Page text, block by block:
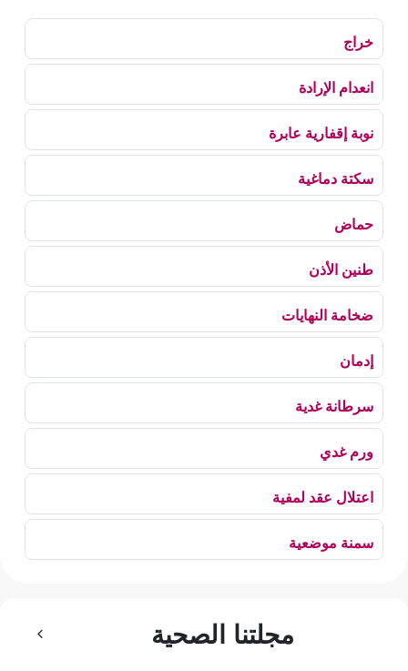
خراج
انعدام الإرادة
نوبة إقفارية عابرة
سكتة دماغية
حماض
طنين الأذن
ضخامة النهايات
إدمان
سرطانة غدية
ورم غدي
اعتلال عقد لمفية
سمنة موضعية
مجلتنا الصحية